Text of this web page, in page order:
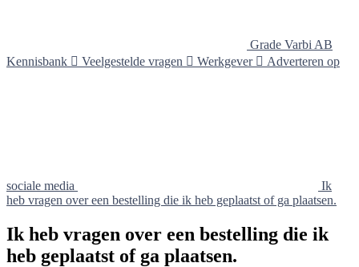
Grade Varbi AB
Kennisbank  Veelgestelde vragen  Werkgever  Adverteren op
sociale media
Ik
heb vragen over een bestelling die ik heb geplaatst of ga plaatsen.
Ik heb vragen over een bestelling die ik
heb geplaatst of ga plaatsen.